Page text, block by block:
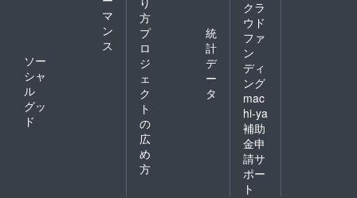
マ
ン
ス
ソー
シャ
ル
グッ
ド
方
プ
ロ
ジ
ェ
ク
ト
の
広
め
方
統
計
デ
ー
タ
クラ
ウド
ファ
ン
ディ
ング
mac
hi-ya
補助
金申
請サ
ポー
ト